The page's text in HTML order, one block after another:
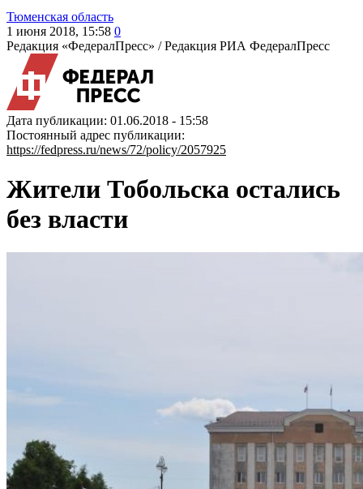
Тюменская область
1 июня 2018, 15:58 0
Редакция «ФедералПресс» /Редакция РИА ФедералПресс
Дата публикации: 01.06.2018 - 15:58
Постоянный адрес публикации:
https://fedpress.ru/news/72/policy/2057925
Жители Тобольска остались
без власти